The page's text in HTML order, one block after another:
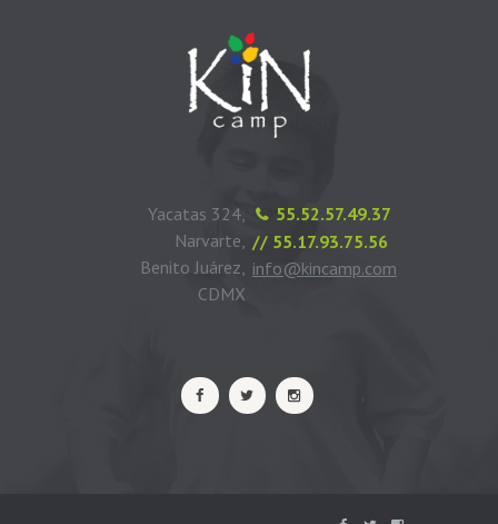
55.52.57.49.37
// 55.17.93.75.56
info@kincamp.com
Yacatas 324,
Narvarte,
Benito Juárez,
CDMX